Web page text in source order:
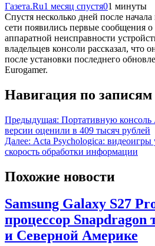
Газета.Ru1 месяц спустя01 минуты
Спустя несколько дней после
сети появились первые сообщения
аппаратной неисправности
владельцев консоли рассказал, что
после установки последнего
Eurogamer.
Навигация по записям
Предыдущая: Портативную консоль
версии оценили в 409 тысяч рублей
Далее: Acta Psychologica:
скорость обработки информации
Похожие новости
Samsung Galaxy S27
процессор Snapdragon
и Северной Америке